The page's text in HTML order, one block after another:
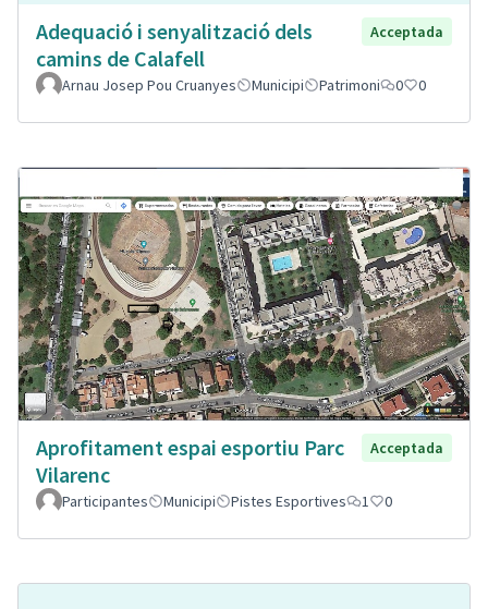
Adequació i senyalització dels
camins de Calafell
Acceptada
Arnau Josep Pou Cruanyes Municipi Patrimoni 0 0
Aprofitament espai esportiu Parc
Vilarenc
Acceptada
Participantes Municipi Pistes Esportives 1 0